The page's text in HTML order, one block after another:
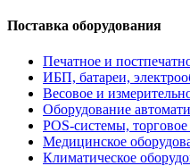
Поставка оборудования
Печатное и
ИБП, батареи,
Весовое и
Оборудование
POS-системы,
Медицинское
Климатическое